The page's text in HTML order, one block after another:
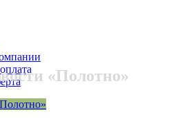
«Полотно»